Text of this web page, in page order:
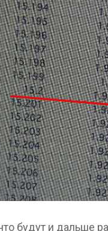
будут и дальше